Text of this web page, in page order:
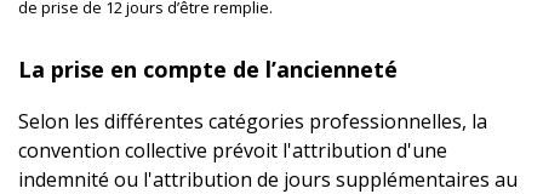
de prise de 12 jours d’être remplie.
La prise en compte de l’ancienneté
Selon les différentes catégories professionnelles, la
convention collective prévoit l'attribution d'une
indemnité ou l'attribution de jours supplémentaires au